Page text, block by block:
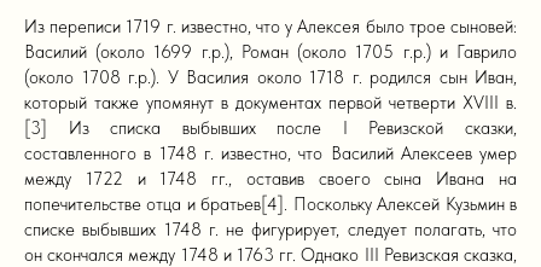
Из переписи 1719 г. известно, что у Алексея было трое сыновей:
Василий (около 1699 г.р.), Роман (около 1705 г.р.) и Гаврило
(около 1708 г.р.). У Василия около 1718 г. родился сын Иван,
который также упомянут в документах первой четверти XVIII в.
[3] Из списка выбывших после I Ревизской сказки,
составленного в 1748 г. известно, что Василий Алексеев умер
между 1722 и 1748 гг., оставив своего сына Ивана на
попечительстве отца и братьев[4]. Поскольку Алексей Кузьмин в
списке выбывших 1748 г. не фигурирует, следует полагать, что
он скончался между 1748 и 1763 гг. Однако III Ревизская сказка,